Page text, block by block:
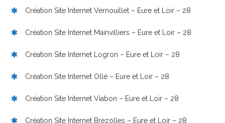
Création Site Internet Vernouillet – Eure et Loir – 28
Création Site Internet Mainvilliers – Eure et Loir – 28
Création Site Internet Logron – Eure et Loir – 28
Création Site Internet Ollé – Eure et Loir – 28
Création Site Internet Viabon – Eure et Loir – 28
Création Site Internet Brezolles – Eure et Loir – 28